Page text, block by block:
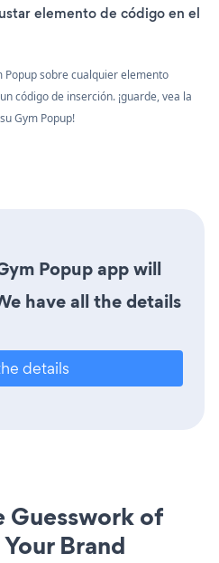
elemento de código en el
Popup sobre cualquier elemento
código de inserción. ¡guarde, vea la
Gym Popup!
Popup app will
have all the details
details
Guesswork of
Brand